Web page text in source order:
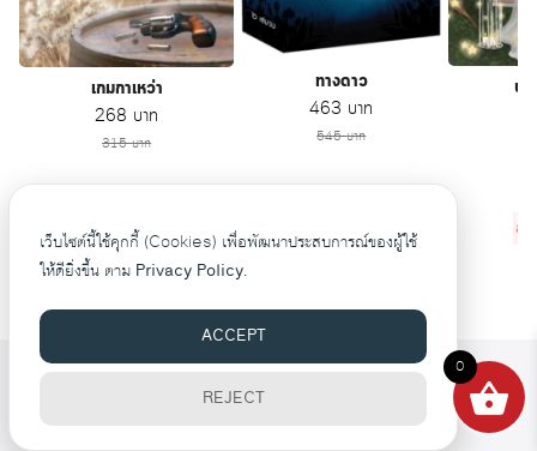
เกมกาเหว่า
315บาท
Original price was: 315 บาท.
268 บาท Current price is: 268 บาท.
ลดไป 47
ทางดาว
545บาท
Original price was: 545 บาท.
463 บาท
บ่
ลด
©2026 WWW.PASRASAA.COM. ALL RIGHTS RESERVED. 0
เว็บไซต์นี้ใช้คุกกี้ (Cookies) เพื่อพัฒนาประสบการณ์ของผู้ใช้
ให้ดียิ่งขึ้น ตาม Privacy Policy.
ACCEPT
REJECT